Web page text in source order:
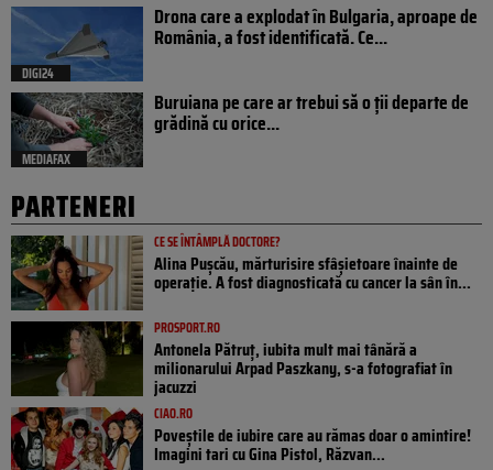
DIGI24
Drona care a explodat în Bulgaria, aproape de
România, a fost identificată. Ce...
MEDIAFAX
Buruiana pe care ar trebui să o ții departe de
grădină cu orice...
PARTENERI
CE SE ÎNTÂMPLĂ DOCTORE?
Alina Pușcău, mărturisire sfâșietoare înainte de
operație. A fost diagnosticată cu cancer la sân în...
PROSPORT.RO
Antonela Pătruț, iubita mult mai tânără a
milionarului Arpad Paszkany, s-a fotografiat în
jacuzzi
CIAO.RO
Poveştile de iubire care au rămas doar o amintire!
Imagini tari cu Gina Pistol, Răzvan...